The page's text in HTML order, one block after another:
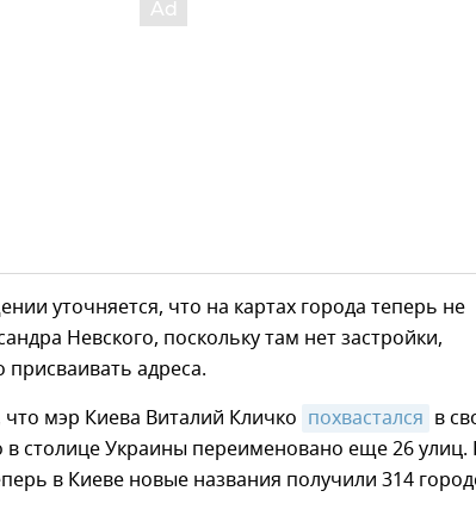
уточняется, что на картах города теперь не
Невского, поскольку там нет застройки,
адреса.
что мэр Киева Виталий Кличко похвастался в
в столице Украины переименовано еще 26 улиц.
в Киеве новые названия получили 314